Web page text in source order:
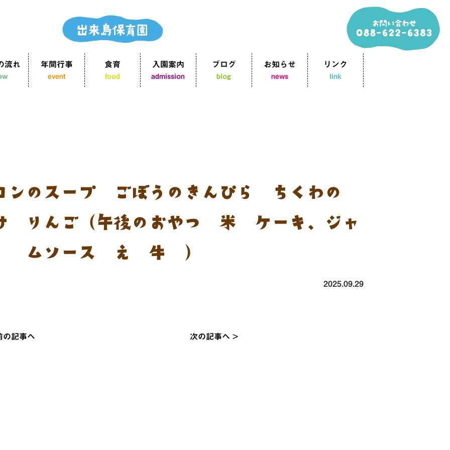
流れ 年間行事
event
食育
food
入園案内
admission
ブログ
blog
お知らせ
news
リンク
link
ンのスープ ごぼうのきんぴら ちくわの煮
んご（午後のおやつ：米粉ケーキ、ジャ
ムソース添え 牛乳）
2025.09.29
の記事へ 次の記事へ >